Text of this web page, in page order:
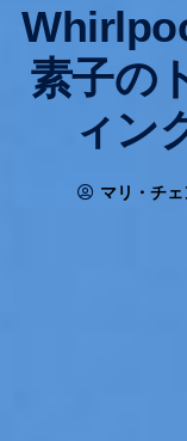
素子の
ィン
マリ・チェ